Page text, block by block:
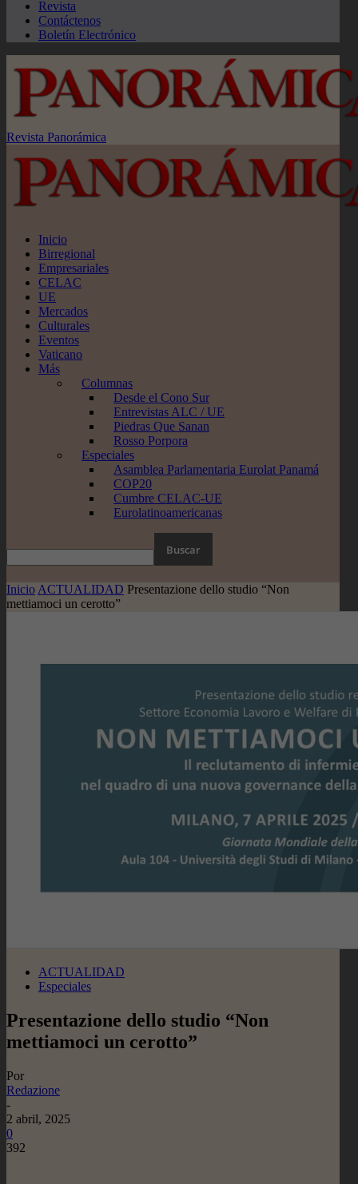
Revista
Contáctenos
Boletín Electrónico
Revista Panorámica
Inicio
Birregional
Empresariales
CELAC
UE
Mercados
Culturales
Eventos
Vaticano
Más
Columnas
Desde el Cono Sur
Entrevistas ALC / UE
Piedras Que Sanan
Rosso Porpora
Especiales
Asamblea Parlamentaria Eurolat Panamá
COP20
Cumbre CELAC-UE
Eurolatinoamericanas
Inicio ACTUALIDAD Presentazione dello studio “Non
mettiamoci un cerotto”
ACTUALIDAD
Especiales
Presentazione dello studio “Non
mettiamoci un cerotto”
Por
Redazione
-
2 abril, 2025
0
392